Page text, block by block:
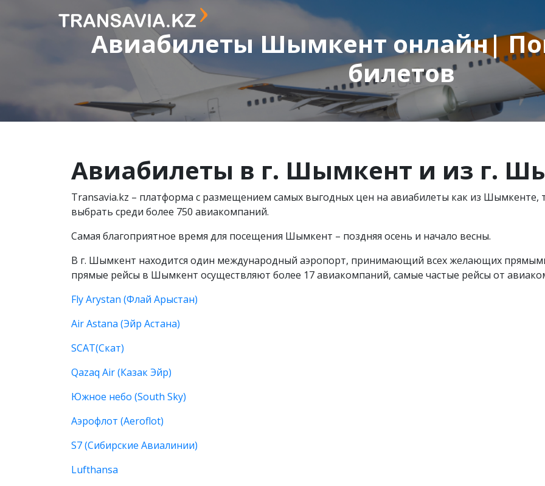
Авиабилеты Шымкент онлайн|
билетов
Авиабилеты в г. Шымкент и из г.
Transavia.kz – платформа с размещением самых выгодных цен на авиабилеты как из
выбрать среди более 750 авиакомпаний.
Самая благоприятное время для посещения Шымкент – поздняя осень и начало весны.
В г. Шымкент находится один международный аэропорт, принимающий всех желающих
прямые рейсы в Шымкент осуществляют более 17 авиакомпаний, самые частые рейсы от
Fly Arystan (Флай Арыстан)
Air Astana (Эйр Астана)
SCAT(Скат)
Qazaq Air (Казак Эйр)
Южное небо (South Sky)
Аэрофлот (Aeroflot)
S7 (Сибирские Авиалинии)
Lufthansa